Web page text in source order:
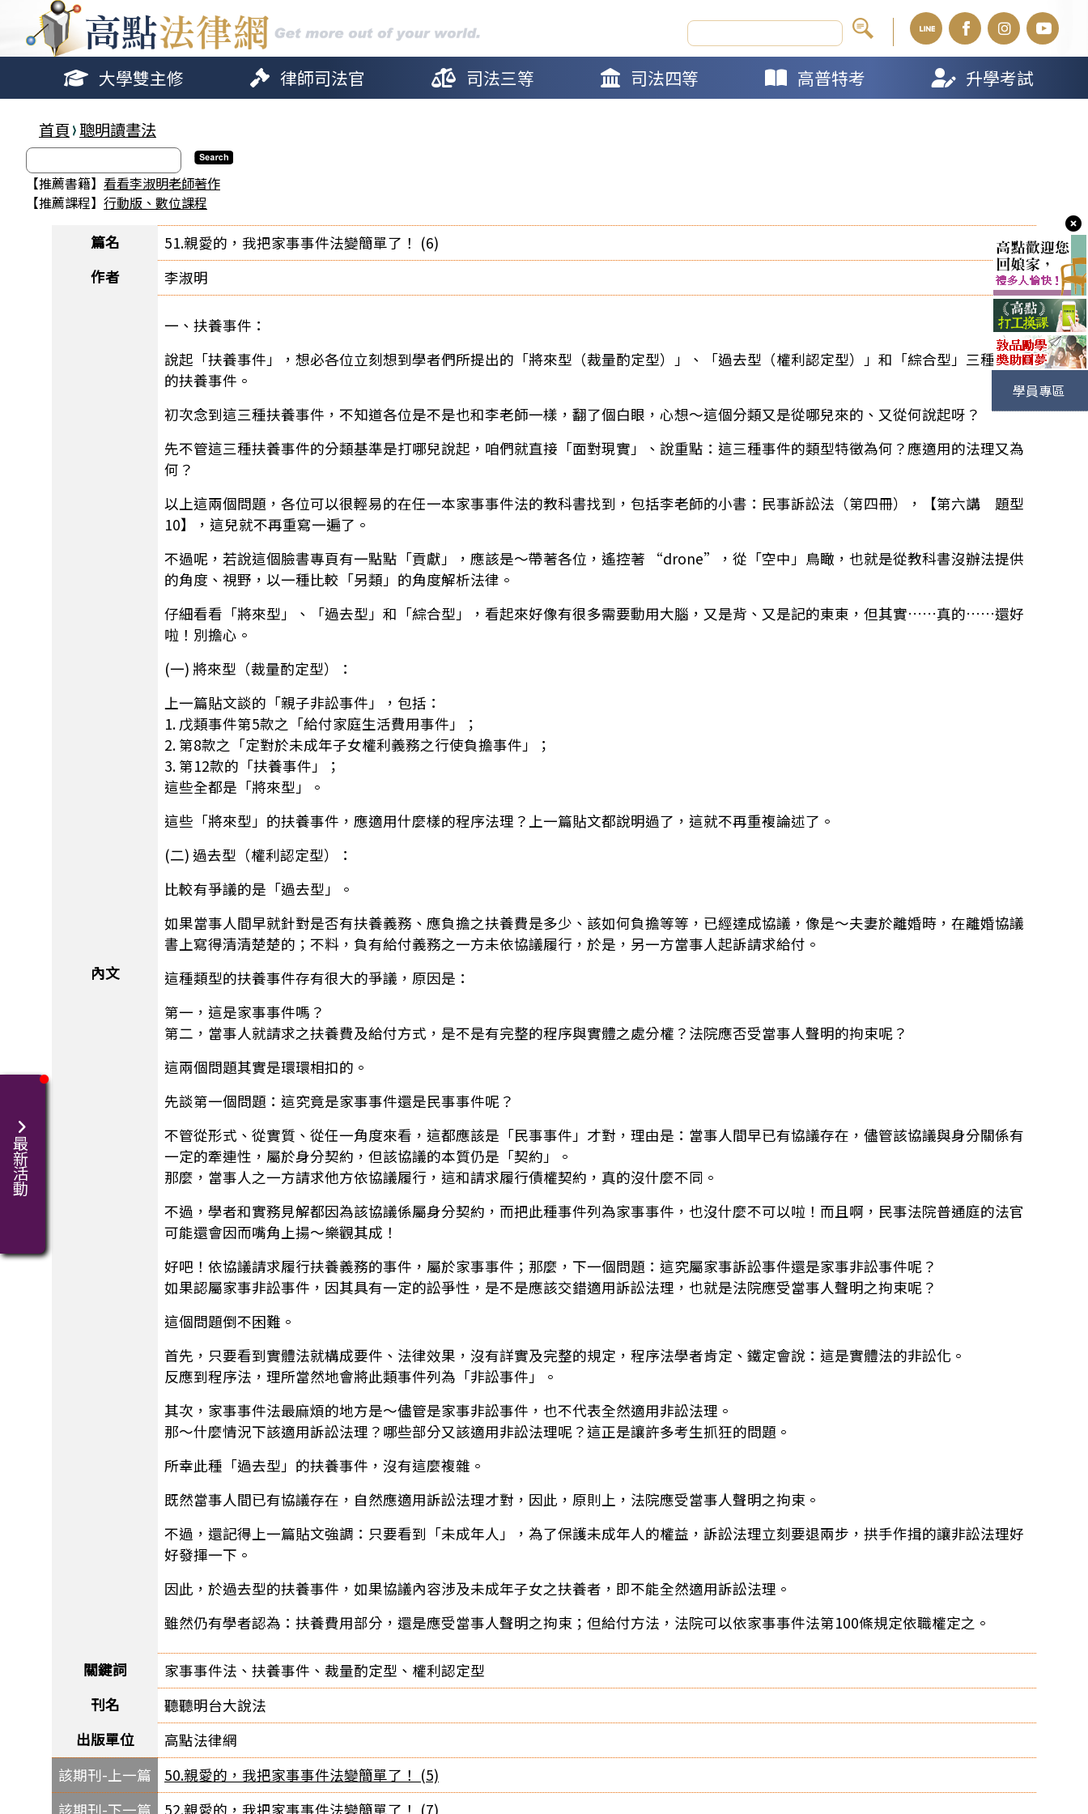
大學雙主修 律師司法官 司法三等 司法四等 高普特考 升學考試
首頁 聰明讀書法
【推薦書籍】 看看李淑明老師著作
【推薦課程】 行動版、數位課程
篇名
51.親愛的，我把家事事件法變簡單了！ (6)
作者
李淑明
內文
一、扶養事件：
說起「扶養事件」，想必各位立刻想到學者們所提出的「將來型（裁量酌定型）」、「過去型（權利認定型）」和「綜合型」三種不同
的扶養事件。
初次念到這三種扶養事件，不知道各位是不是也和李老師一樣，翻了個白眼，心想～這個分類又是從哪兒來的、又從何說起呀？
先不管這三種扶養事件的分類基準是打哪兒說起，咱們就直接「面對現實」、說重點：這三種事件的類型特徵為何？應適用的法理又為
何？
以上這兩個問題，各位可以很輕易的在任一本家事事件法的教科書找到，包括李老師的小書：民事訴訟法（第四冊），【第六講 題型
10】，這兒就不再重寫一遍了。
不過呢，若說這個臉書專頁有一點點「貢獻」，應該是～帶著各位，遙控著 “drone”，從「空中」鳥瞰，也就是從教科書沒辦法提供
的角度、視野，以一種比較「另類」的角度解析法律。
仔細看看「將來型」、「過去型」和「綜合型」，看起來好像有很多需要動用大腦，又是背、又是記的東東，但其實……真的……還好
啦！別擔心。
(一) 將來型（裁量酌定型）：
上一篇貼文談的「親子非訟事件」，包括：
1. 戊類事件第5款之「給付家庭生活費用事件」；
2. 第8款之「定對於未成年子女權利義務之行使負擔事件」；
3. 第12款的「扶養事件」；
這些全都是「將來型」。
這些「將來型」的扶養事件，應適用什麼樣的程序法理？上一篇貼文都說明過了，這就不再重複論述了。
(二) 過去型（權利認定型）：
比較有爭議的是「過去型」。
如果當事人間早就針對是否有扶養義務、應負擔之扶養費是多少、該如何負擔等等，已經達成協議，像是～夫妻於離婚時，在離婚協議
書上寫得清清楚楚的；不料，負有給付義務之一方未依協議履行，於是，另一方當事人起訴請求給付。
這種類型的扶養事件存有很大的爭議，原因是：
第一，這是家事事件嗎？
第二，當事人就請求之扶養費及給付方式，是不是有完整的程序與實體之處分權？法院應否受當事人聲明的拘束呢？
這兩個問題其實是環環相扣的。
先談第一個問題：這究竟是家事事件還是民事事件呢？
不管從形式、從實質、從任一角度來看，這都應該是「民事事件」才對，理由是：當事人間早已有協議存在，儘管該協議與身分關係有
一定的牽連性，屬於身分契約，但該協議的本質仍是「契約」。
那麼，當事人之一方請求他方依協議履行，這和請求履行債權契約，真的沒什麼不同。
不過，學者和實務見解都因為該協議係屬身分契約，而把此種事件列為家事事件，也沒什麼不可以啦！而且啊，民事法院普通庭的法官
可能還會因而嘴角上揚～樂觀其成！
好吧！依協議請求履行扶養義務的事件，屬於家事事件；那麼，下一個問題：這究屬家事訴訟事件還是家事非訟事件呢？
如果認屬家事非訟事件，因其具有一定的訟爭性，是不是應該交錯適用訴訟法理，也就是法院應受當事人聲明之拘束呢？
這個問題倒不困難。
首先，只要看到實體法就構成要件、法律效果，沒有詳實及完整的規定，程序法學者肯定、鐵定會說：這是實體法的非訟化。
反應到程序法，理所當然地會將此類事件列為「非訟事件」。
其次，家事事件法最麻煩的地方是～儘管是家事非訟事件，也不代表全然適用非訟法理。
那～什麼情況下該適用訴訟法理？哪些部分又該適用非訟法理呢？這正是讓許多考生抓狂的問題。
所幸此種「過去型」的扶養事件，沒有這麼複雜。
既然當事人間已有協議存在，自然應適用訴訟法理才對，因此，原則上，法院應受當事人聲明之拘束。
不過，還記得上一篇貼文強調：只要看到「未成年人」，為了保護未成年人的權益，訴訟法理立刻要退兩步，拱手作揖的讓非訟法理好
好發揮一下。
因此，於過去型的扶養事件，如果協議內容涉及未成年子女之扶養者，即不能全然適用訴訟法理。
雖然仍有學者認為：扶養費用部分，還是應受當事人聲明之拘束；但給付方法，法院可以依家事事件法第100條規定依職權定之。
關鍵詞
家事事件法、扶養事件、裁量酌定型、權利認定型
刊名
聽聽明台大說法
出版單位
高點法律網
該期刊-上一篇
50.親愛的，我把家事事件法變簡單了！ (5)
該期刊-下一篇
52.親愛的，我把家事事件法變簡單了！ (7)
學員專區
最新活動